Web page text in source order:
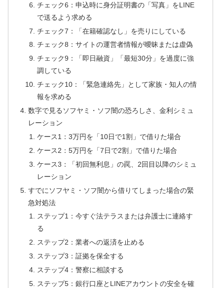
チェック6：申込時に身分証明書の「写真」をLINE
で送るよう求める
チェック7：「在籍確認なし」を売りにしている
チェック8：サイトの運営者情報が曖昧または虚偽
チェック9：「即日融資」「最短30分」を過度に強
調している
チェック10：「緊急連絡先」として家族・知人の情
報を求める
数字で見るソフヤミ・ソフ闇の恐ろしさ、金利シミュ
レーション
ケース1：3万円を「10日で1割」で借りた場合
ケース2：5万円を「7日で2割」で借りた場合
ケース3：「初回無利息」の罠、2回目以降のシミュ
レーション
すでにソフヤミ・ソフ闇から借りてしまった場合の緊
急対処法
ステップ1：今すぐ法テラスまたは弁護士に連絡す
る
ステップ2：業者への返済を止める
ステップ3：証拠を保全する
ステップ4：警察に相談する
ステップ5：銀行口座とLINEアカウントの安全を確